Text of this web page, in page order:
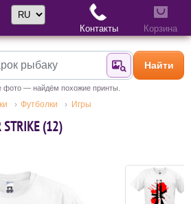
Найти поНайти
фото — найдём похожие принты.
Футболки Игры
(12)
Выбор языка
Контакты Корзина